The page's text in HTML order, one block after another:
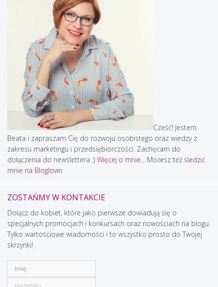
Cześć! Jestem
Beata i zapraszam Cię do rozwoju osobistego oraz wiedzy z
zakresu marketingu i przedsiębiorczości. Zachęcam do
dołączenia do newslettera :) Więcej o mnie... Możesz też śledzić
mnie na Bloglovin
ZOSTAŃMY W KONTAKCIE
Dołącz do kobiet, które jako pierwsze dowiadują się o
specjalnych promocjach i konkursach oraz nowościach na blogu.
Tylko wartościowe wiadomości i to wszystko prosto do Twojej
skrzynki!